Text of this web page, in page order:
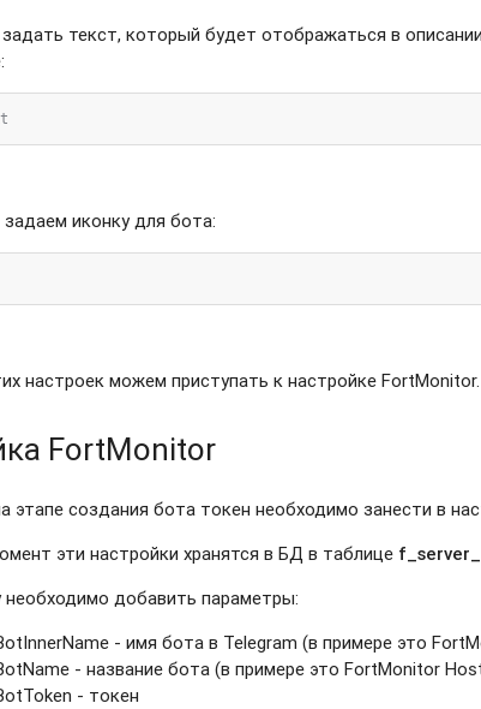
текст, который будет отображаться в
задаем иконку для бота:
настроек можем приступать к настройке FortMonitor.
FortMonitor
этапе создания бота токен необходимо занести в
эти настройки хранятся в БД в таблице
необходимо добавить параметры:
- имя бота в Telegram (в примере это
- название бота (в примере это FortMonitor
- токен